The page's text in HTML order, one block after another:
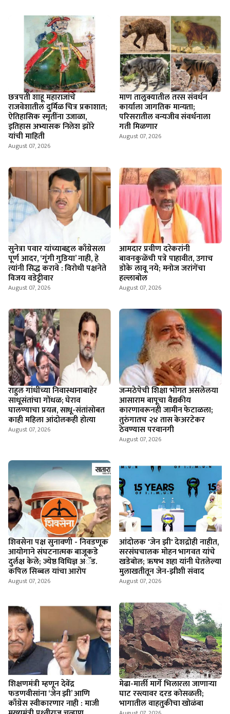
छत्रपती शाहू महाराजांचे
राजवेशातील दुर्मिळ चित्र प्रकाशात;
ऐतिहासिक स्मृतींना उजाळा,
इतिहास अभ्यासक निलेश झोरे
यांची माहिती
August 07, 2026
माण तालुक्यातील तरस संवर्धन
कार्याला जागतिक मान्यता;
परिसरातील वन्यजीव संवर्धनाला
गती मिळणार
August 07, 2026
सुनेत्रा पवार यांच्याबद्दल काँग्रेसला
पूर्ण आदर, ‘गुंगी गुडिया’ नाही, हे
त्यांनी सिद्ध करावे : विरोधी पक्षनेते
विजय वडेट्टीवार
August 07, 2026
आमदार प्रवीण दरेकरांनी
बावनकुळेंची पत्रे पाहावीत, उगाच
डोके लावू नये; मनोज जरांगेंचा
हल्लाबोल
August 07, 2026
राहुल गांधींच्या निवास्थानाबाहेर
साधूसंतांचा गोंधळ; घेराव
घालण्याचा प्रयत्न, साधू-संतांसोबत
काही महिला आंदोलकही होत्या
August 07, 2026
जन्मठेपेची शिक्षा भोगत असलेलया
आसाराम बापूचा वैद्यकीय
कारणावरूनही जामीन फेटाळला;
तुरुंगातच २४ तास केअरटेकर
ठेवण्यास परवानगी
August 07, 2026
शिवसेना पक्ष सुनावणी - निवडणूक
आयोगाने संघटनात्मक बाजूकडे
दुर्लक्ष केले; ज्येष्ठ विधिज्ञ अॅड.
कपिल सिब्बल यांचा आरोप
August 07, 2026
आंदोलक 'जेन झी' देशद्रोही नाहीत,
सरसंघचालक मोहन भागवत यांचे
खडेबोल; ऋषभ शहा यांनी घेतलेल्या
मुलाखतीतून जेन-झीशी संवाद
August 07, 2026
शिक्षणमंत्री म्हणून देवेंद्र
फडणवीसांना ‘जेन झी’ आणि
काँग्रेस स्वीकारणार नाही : माजी
मेढा-मार्ली मार्गे भिलारला जाणाऱ्या
घाट रस्त्यावर दरड कोसळली;
भागातील वाहतुकीचा खोळंबा